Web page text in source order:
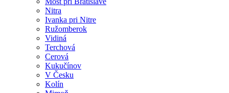
Nitra
Ivanka pri Nitre
Ružomberok
Vidiná
Terchová
Cerová
Kukučínov
V Česku
Kolín